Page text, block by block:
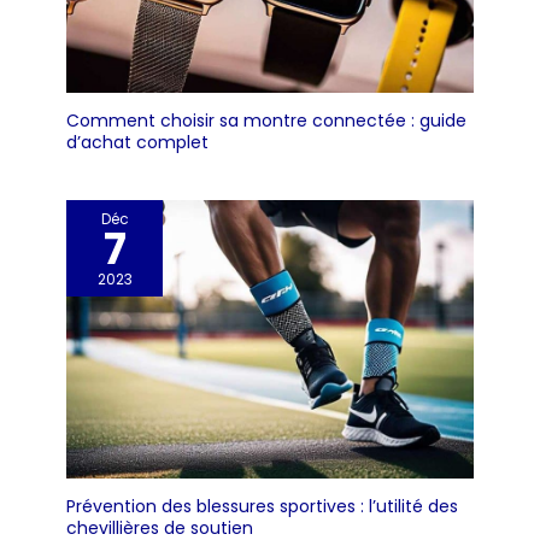
et de connexions de
haute qualité, il est
très silencieux
(moins de 40 dB),
idéal pour une
à toute la famille,
c'est le cadeau
parfait pour la fête
des mères, la fête
des pères ou toute
occasion spéciale.
Marque fiable : chez
BOOTECH nous
nous soucions de
votre tranquillité
d'esprit. Nos
produits bénéficient
d'une garantie
Comment choisir sa montre connectée : guide
d’achat complet
Déc
7
2023
Prévention des blessures sportives : l’utilité des
chevillières de soutien